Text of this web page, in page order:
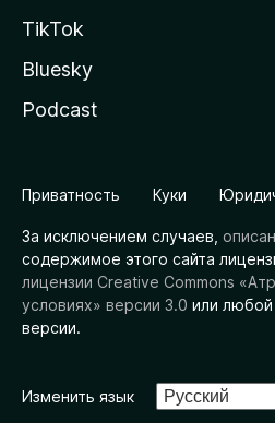
TikTok
Bluesky
Podcast
Приватность Куки
За исключением случаев,
содержимое этого сайта
лицензии Creative Commons
условиях» версии 3.0 или
версии.
Изменить язык